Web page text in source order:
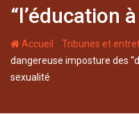
“l’éducation
Accueil -Tribunes et
dangereuse imposture des
sexualité